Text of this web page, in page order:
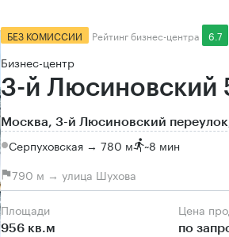
БЕЗ КОМИССИИ Рейтинг бизнес-центра 6.7
Бизнес-центр
3-й Люсиновский
Москва, 3-й Люсиновский
Серпуховская → 780 м ~8 мин
790 м → улица Шухова
Площади
956 кв.м
Цена
по